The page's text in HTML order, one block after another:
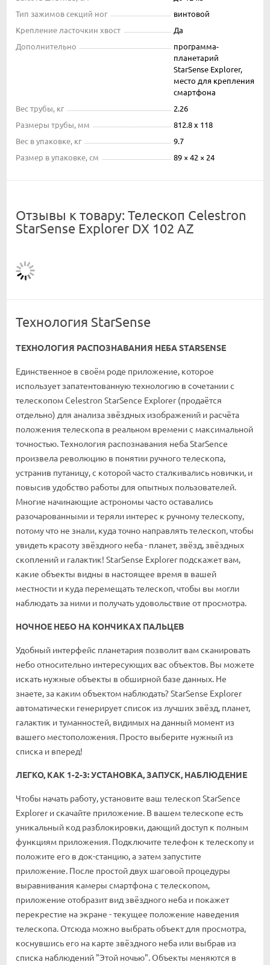
Тип зажимов секций ног
винтовой
Крепление ласточкин хвост
Да
Дополнительно
программа-
планетарий
StarSense Explorer,
место для крепления
смартфона
Вес трубы, кг
2.26
Размеры трубы, мм
812.8 x 118
Вес в упаковке, кг
9.7
Размер в упаковке, см
89 × 42 × 24
Отзывы к товару: Телескоп Celestron
StarSense Explorer DX 102 AZ
Технология StarSense
ТЕХНОЛОГИЯ РАСПОЗНАВАНИЯ НЕБА STARSENSE
Единственное в своём роде приложение, которое
использует запатентованную технологию в сочетании с
телескопом Celestron StarSence Explorer (продаётся
отдельно) для анализа звёздных изображений и расчёта
положения телескопа в реальном времени с максимальной
точностью. Технология распознавания неба StarSence
произвела революцию в понятии ручного телескопа,
устранив путаницу, с которой часто сталкивались новички, и
повысив удобство работы для опытных пользователей.
Многие начинающие астрономы часто оставались
разочарованными и теряли интерес к ручному телескопу,
потому что не знали, куда точно направлять телескоп, чтобы
увидеть красоту звёздного неба - планет, звёзд, звёздных
скоплений и галактик! StarSense Explorer подскажет вам,
какие объекты видны в настоящее время в вашей
местности и куда перемещать телескоп, чтобы вы могли
наблюдать за ними и получать удовольствие от просмотра.
НОЧНОЕ НЕБО НА КОНЧИКАХ ПАЛЬЦЕВ
Удобный интерфейс планетария позволит вам сканировать
небо относительно интересующих вас объектов. Вы можете
искать нужные объекты в обширной базе данных. Не
знаете, за каким объектом наблюдать? StarSense Explorer
автоматически генерирует список из лучших звёзд, планет,
галактик и туманностей, видимых на данный момент из
вашего местоположения. Просто выберите нужный из
списка и вперед!
ЛЕГКО, КАК 1-2-3: УСТАНОВКА, ЗАПУСК, НАБЛЮДЕНИЕ
Чтобы начать работу, установите ваш телескоп StarSence
Explorer и скачайте приложение. В вашем телескопе есть
уникальный код разблокировки, дающий доступ к полным
функциям приложения. Подключите телефон к телескопу и
положите его в док-станцию, а затем запустите
приложение. После простой двух шаговой процедуры
выравнивания камеры смартфона с телескопом,
приложение отобразит вид звёздного неба и покажет
перекрестие на экране - текущее положение наведения
телескопа. Отсюда можно выбрать объект для просмотра,
коснувшись его на карте звёздного неба или выбрав из
списка наблюдений "Этой ночью". Объекты меняются в